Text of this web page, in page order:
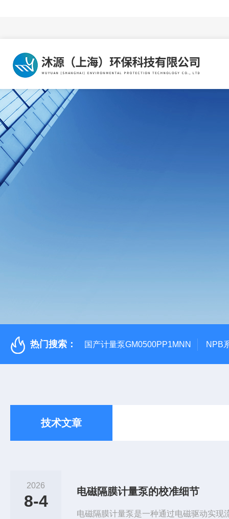
热门搜索： 国产计量泵GM0500PP1MNN NPB
技术文章
2026
8-4
电磁隔膜计量泵的校准细节
电磁隔膜计量泵是一种通过电磁驱动实现